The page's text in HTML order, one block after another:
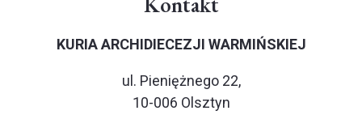
KURIA ARCHIDIECEZJI WARMIŃSKIEJ
ul. Pieniężnego 22,
10-006 Olsztyn